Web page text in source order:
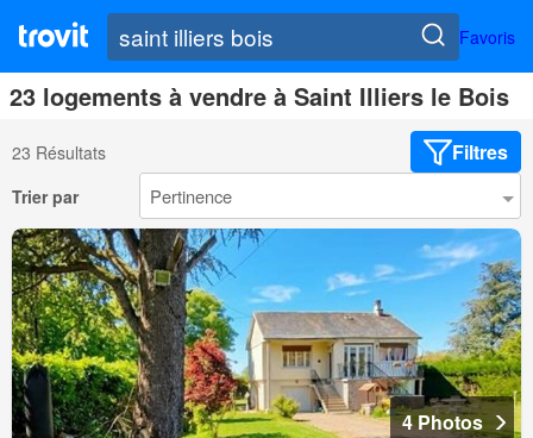
Favoris
23 logements à vendre à Saint Illiers le Bois
23 Résultats Filtres
Trier par
4 Photos